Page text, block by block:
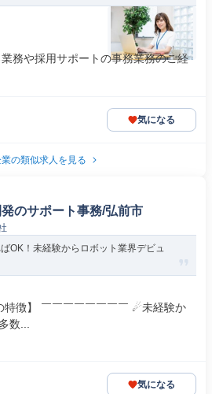
務や採用サポートの事務業務のご経
気になる
の類似求人を見る
のサポート事務/弘前市
OK！未経験からロボット業界デビュ
特徴】 ￣￣￣￣￣￣￣￣ ☄未経験か
数...
気になる